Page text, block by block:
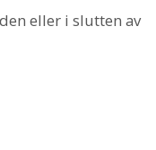
eller i slutten av